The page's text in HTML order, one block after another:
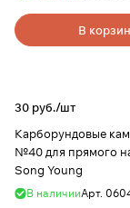
В
30 руб./шт
Карборундовые
№40 для прямого
Song Young
В наличииАрт.